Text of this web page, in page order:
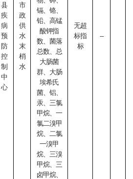
县
疾
病
预
防
控
制
中
心
市
政
供
水
末
梢
水
镉、铬、
铅、高锰
酸钾指
数、菌落
总数、总
大肠菌
群、大肠
埃希氏
菌、铝、
汞、三氯
甲烷、一
氯二溴甲
烷、二氯
一溴甲
烷、三溴
甲烷、三
卤甲烷、
无超
标指
标
--